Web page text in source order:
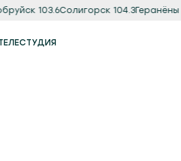
103.6Солигорск 104.3Геранёны